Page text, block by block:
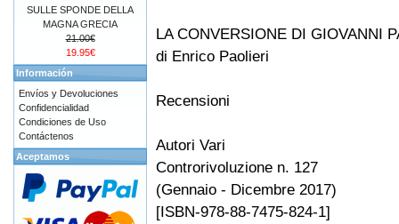
LA CONVERSIONE DI GIOVANNI
di Enrico Paolieri
Recensioni
Autori Vari
Controrivoluzione n. 127
(Gennaio - Dicembre 2017)
[ISBN-978-88-7475-824-1]
SULLE SPONDE DELLA
MAGNA GRECIA
21.00€
19.95€
Información
Envíos y Devoluciones
Confidencialidad
Condiciones de Uso
Contáctenos
Aceptamos